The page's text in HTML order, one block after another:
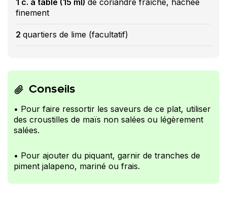
1 c. à table (15 ml) de coriandre fraîche, hachée
finement
2 quartiers de lime (facultatif)
Conseils
• Pour faire ressortir les saveurs de ce plat, utiliser
des croustilles de maïs non salées ou légèrement
salées.
• Pour ajouter du piquant, garnir de tranches de
piment jalapeno, mariné ou frais.